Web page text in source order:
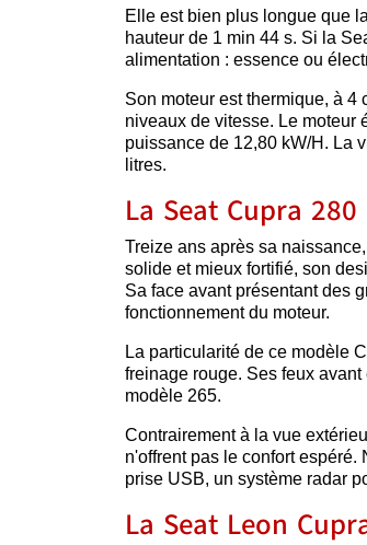
Elle est bien plus longue que
hauteur de 1 min 44 s. Si la
alimentation : essence ou
Son moteur est thermique, à
niveaux de vitesse. Le moteur
puissance de 12,80 kW/H. La
litres.
La Seat Cupra 280
Treize ans après sa
solide et mieux fortifié, son
Sa face avant présentant des
fonctionnement du moteur.
La particularité de ce modèle
freinage rouge. Ses feux
modèle 265.
Contrairement à la vue
n'offrent pas le confort
prise USB, un système radar
La Seat Leon